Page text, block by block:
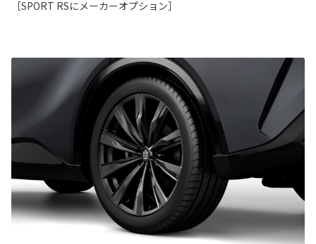
［SPORT RSにメーカーオプション］